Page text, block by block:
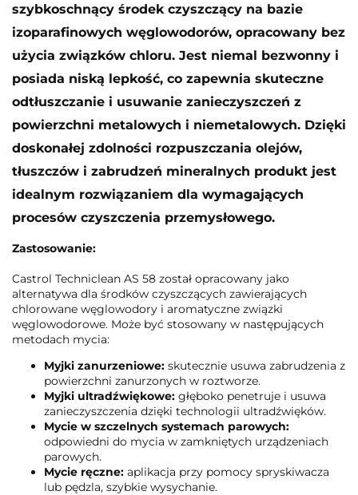
szybkoschnący środek czyszczący na bazie
izoparafinowych węglowodorów, opracowany bez
użycia związków chloru. Jest niemal bezwonny i
posiada niską lepkość, co zapewnia skuteczne
odtłuszczanie i usuwanie zanieczyszczeń z
powierzchni metalowych i niemetalowych. Dzięki
doskonałej zdolności rozpuszczania olejów,
tłuszczów i zabrudzeń mineralnych produkt jest
idealnym rozwiązaniem dla wymagających
procesów czyszczenia przemysłowego.
Zastosowanie:
Castrol Techniclean AS 58 został opracowany jako
alternatywa dla środków czyszczących zawierających
chlorowane węglowodory i aromatyczne związki
węglowodorowe. Może być stosowany w następujących
metodach mycia:
Myjki zanurzeniowe: skutecznie usuwa zabrudzenia z
powierzchni zanurzonych w roztworze.
Myjki ultradźwiękowe: głęboko penetruje i usuwa
zanieczyszczenia dzięki technologii ultradźwięków.
Mycie w szczelnych systemach parowych:
odpowiedni do mycia w zamkniętych urządzeniach
parowych.
Mycie ręczne: aplikacja przy pomocy spryskiwacza
lub pędzla, szybkie wysychanie.